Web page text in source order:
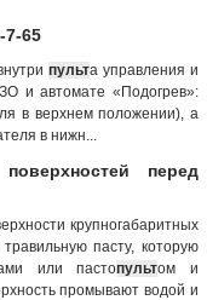
7-65
пульта управления и
и автомате «Подогрев»:
в верхнем положении), а
в нижн...
перед
крупногабаритных
пасту, которую
или пастопультом и
промывают водой и